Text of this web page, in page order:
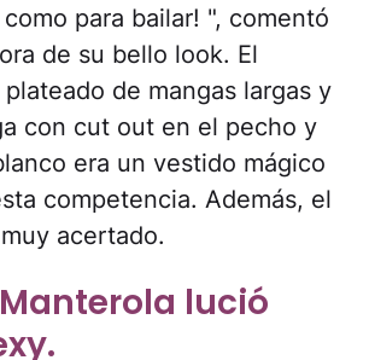
para bailar! ", comentó
de su bello look. El
de mangas largas y
con cut out en el pecho y
era un vestido mágico
competencia. Además, el
acertado.
lució